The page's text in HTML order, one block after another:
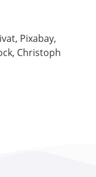
Pixabay,
Christoph